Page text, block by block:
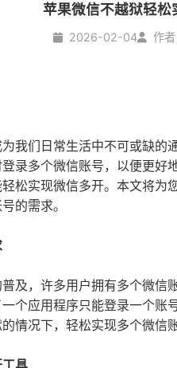
苹果微信不越狱轻松
2026-02-04 作
我们日常生活中不可或缺的
录多个微信账号，以便更好
松实现微信多开。本文将为
的需求。
及，许多用户拥有多个微信
个应用程序只能登录一个账
情况下，轻松实现多个微信